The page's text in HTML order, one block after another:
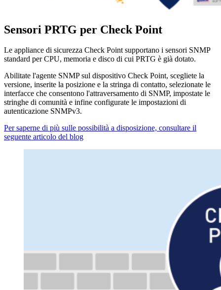
Sensori PRTG per Check Point
Le appliance di sicurezza Check Point supportano i sensori SNMP
standard per CPU, memoria e disco di cui PRTG è già dotato.
Abilitate l'agente SNMP sul dispositivo Check Point, scegliete la
versione, inserite la posizione e la stringa di contatto, selezionate le
interfacce che consentono l'attraversamento di SNMP, impostate le
stringhe di comunità e infine configurate le impostazioni di
autenticazione SNMPv3.
Per saperne di più sulle possibilità a disposizione, consultare il
seguente articolo del blog